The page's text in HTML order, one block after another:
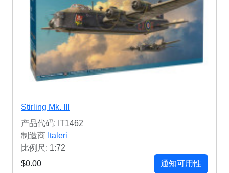
Stirling Mk. III
产品代码: IT1462
制造商 Italeri
比例尺: 1:72
$0.00
通知可用性